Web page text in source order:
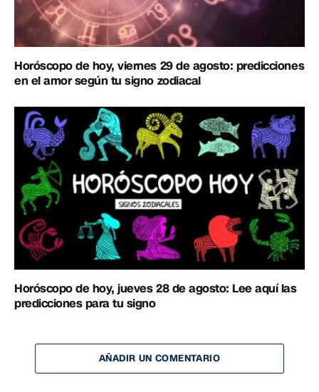
Horóscopo de hoy, viernes 29 de agosto: predicciones
en el amor según tu signo zodiacal
Horóscopo de hoy, jueves 28 de agosto: Lee aquí las
predicciones para tu signo
AÑADIR UN COMENTARIO